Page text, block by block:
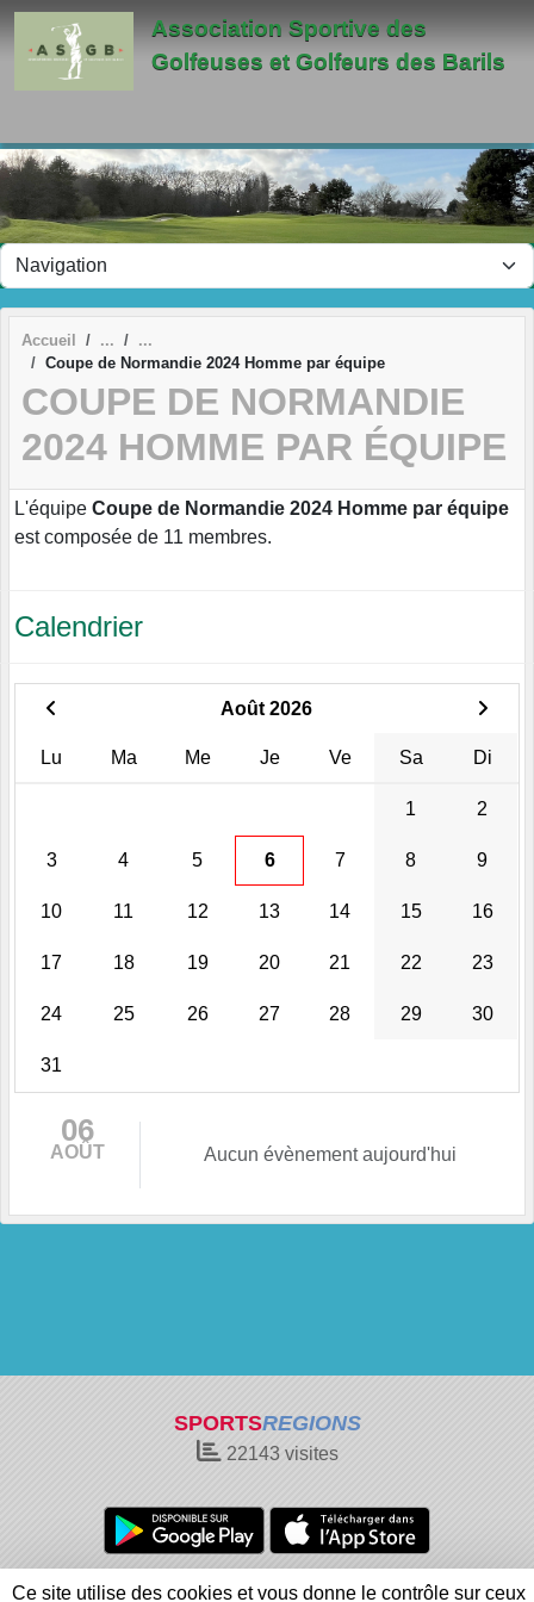
Association Sportive des
Golfeuses et Golfeurs des Barils
Accueil
Coupe de Normandie 2024 Homme par équipe
COUPE DE NORMANDIE
2024 HOMME PAR ÉQUIPE
L'équipe Coupe de Normandie 2024 Homme par équipe
est composée de 11 membres.
Calendrier
Août 2026
Lu Ma Me Je Ve Sa Di
1 2
3 4 5 6 7 8 9
10 11 12 13 14 15 16
17 18 19 20 21 22 23
24 25 26 27 28 29 30
31
06
AOÛT Aucun évènement aujourd'hui
SPORTSREGIONS
22143visites
Charte cookies Gestion des cookies
Panneau de gestion des cookies
Ce site utilise des cookies et vous donne le contrôle sur ceux